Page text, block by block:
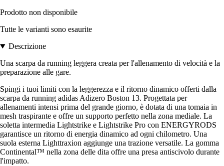
Prodotto non disponibile
Tutte le varianti sono esaurite
Descrizione
Una scarpa da running leggera creata per l'allenamento di velocità e la
preparazione alle gare.
Spingi i tuoi limiti con la leggerezza e il ritorno dinamico offerti dalla
scarpa da running adidas Adizero Boston 13. Progettata per
allenamenti intensi prima del grande giorno, è dotata di una tomaia in
mesh traspirante e offre un supporto perfetto nella zona mediale. La
soletta intermedia Lightstrike e Lightstrike Pro con ENERGYRODS
garantisce un ritorno di energia dinamico ad ogni chilometro. Una
suola esterna Lighttraxion aggiunge una trazione versatile. La gomma
Continental™ nella zona delle dita offre una presa antiscivolo durante
l'impatto.